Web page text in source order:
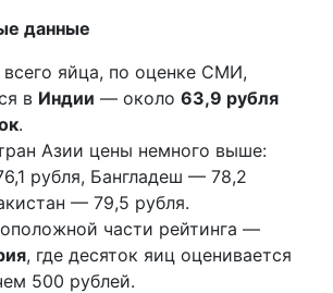
данные
яйца, по оценке СМИ,
в Индии — около 63,9 рубля
.
Азии цены немного выше:
рубля, Бангладеш — 78,2
— 79,5 рубля.
части рейтинга —
, где десяток яиц оценивается
500 рублей.